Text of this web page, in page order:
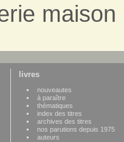
maison
livres
nouveautes
à paraître
thématiques
index des titres
archives des titres
nos parutions depuis 1975
auteurs